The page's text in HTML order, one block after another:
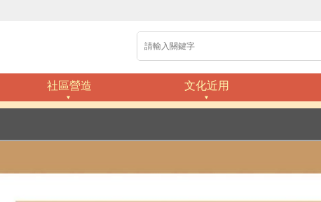
社區營造 文化近用